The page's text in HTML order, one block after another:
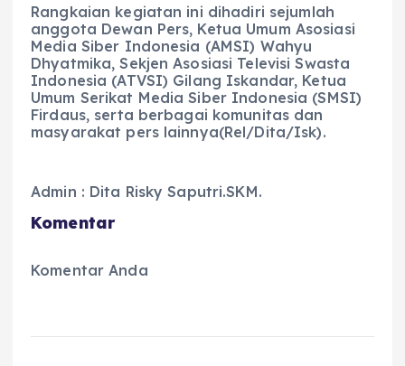
Rangkaian kegiatan ini dihadiri sejumlah
anggota Dewan Pers, Ketua Umum Asosiasi
Media Siber Indonesia (AMSI) Wahyu
Dhyatmika, Sekjen Asosiasi Televisi Swasta
Indonesia (ATVSI) Gilang Iskandar, Ketua
Umum Serikat Media Siber Indonesia (SMSI)
Firdaus, serta berbagai komunitas dan
masyarakat pers lainnya(Rel/Dita/Isk).
Admin : Dita Risky Saputri.SKM.
Komentar
Komentar Anda